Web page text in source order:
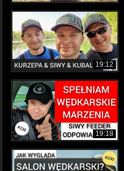
19:12
19:18